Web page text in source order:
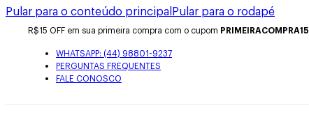
Pular para o conteúdo principal Pular para o rodapé
R$15 OFF em sua primeira compra com o cupom PRIMEIRACOMPRA15
WHATSAPP: (44) 98801-9237
PERGUNTAS FREQUENTES
FALE CONOSCO